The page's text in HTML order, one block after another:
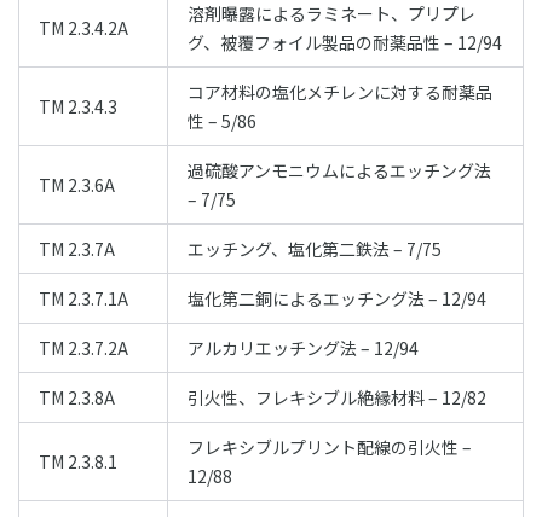
TM 2.3.4.2A
溶剤曝露によるラミネート、プリプレ
グ、被覆フォイル製品の耐薬品性 – 12/94
TM 2.3.4.3
コア材料の塩化メチレンに対する耐薬品
性 – 5/86
TM 2.3.6A
過硫酸アンモニウムによるエッチング法
– 7/75
TM 2.3.7A エッチング、塩化第二鉄法 – 7/75
TM 2.3.7.1A 塩化第二銅によるエッチング法 – 12/94
TM 2.3.7.2A アルカリエッチング法 – 12/94
TM 2.3.8A 引火性、フレキシブル絶縁材料 – 12/82
TM 2.3.8.1
フレキシブルプリント配線の引火性 –
12/88